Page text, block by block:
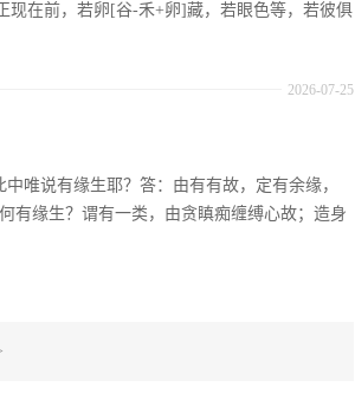
现在前，若卵[谷-禾+卵]藏，若眼色等，若彼俱
2026-07-25
唯说有缘生耶？答：由有有故，定有余缘，
有缘生？谓有一类，由贪瞋痴缠缚心故；造身